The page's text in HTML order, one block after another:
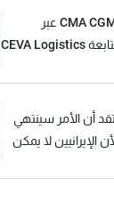
مجموعة CMA CGM عبر
شركتها التابعة CEVA Logistics
أن الأمر سينتهي
الإيرانيين لا يمكن